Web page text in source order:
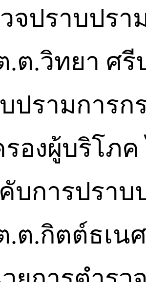
จปราบปรา
.ต.วิทยา ศรี
ปรามการก
องผู้บริโภค
บการปราบ
.ต.กิตต์ธเน